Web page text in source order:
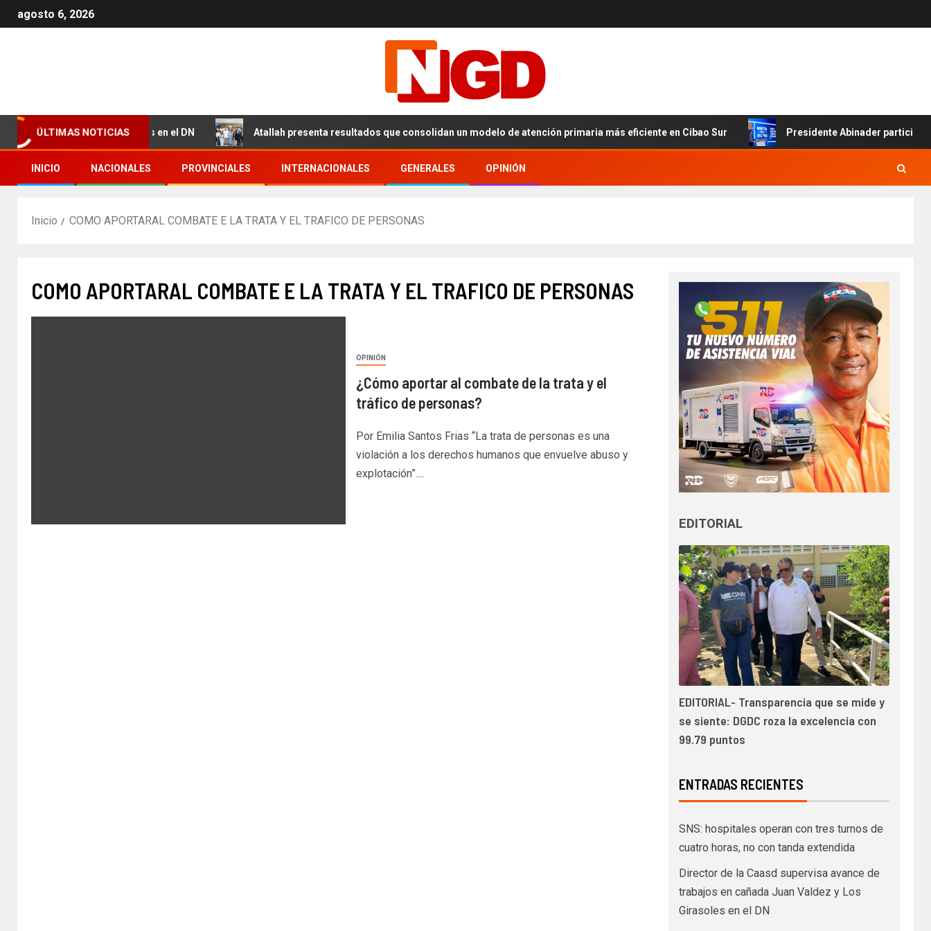
agosto 6, 2026
ÚLTIMAS NOTICIAS
Valdez y Los Girasoles en el DN Atallah presenta resultados que consolidan un modelo de atención primaria más eficiente en Cibao Sur Presidente Abinader participa en
INICIO NACIONALES PROVINCIALES INTERNACIONALES GENERALES OPINIÓN
Inicio COMO APORTARAL COMBATE E LA TRATA Y EL TRAFICO DE PERSONAS
COMO APORTARAL COMBATE E LA TRATA Y EL TRAFICO DE PERSONAS
OPINIÓN
¿Cómo aportar al combate de la trata y el
tráfico de personas?
Por Emilia Santos Frias “La trata de personas es una
violación a los derechos humanos que envuelve abuso y
explotación”....
EDITORIAL
EDITORIAL- Transparencia que se mide y
se siente: DGDC roza la excelencia con
99.79 puntos
ENTRADAS RECIENTES
SNS: hospitales operan con tres turnos de
cuatro horas, no con tanda extendida
Director de la Caasd supervisa avance de
trabajos en cañada Juan Valdez y Los
Girasoles en el DN